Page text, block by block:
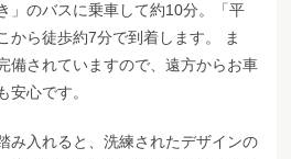
」のバスに乗車して約10分。「平
から徒歩約7分で到着します。 ま
備されていますので、遠方からお車
安心です。
み入れると、洗練されたデザインの